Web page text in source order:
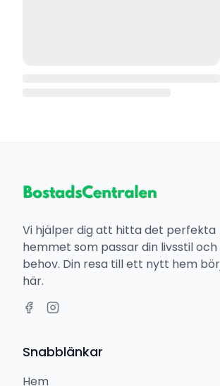
Vi hjälper dig att hitta det perfekta
hemmet som passar din livsstil och
behov. Din resa till ett nytt hem
här.
Snabblänkar
Hem